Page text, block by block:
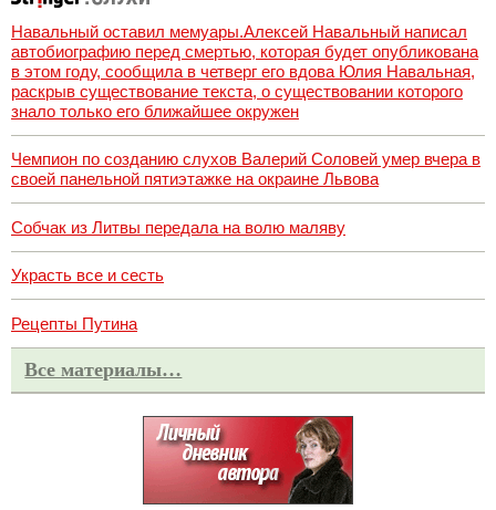
Навальный оставил мемуары.Алексей Навальный написал
автобиографию перед смертью, которая будет опубликована
в этом году, сообщила в четверг его вдова Юлия Навальная,
раскрыв существование текста, о существовании которого
знало только его ближайшее окружен
Чемпион по созданию слухов Валерий Соловей умер вчера в
своей панельной пятиэтажке на окраине Львова
Собчак из Литвы передала на волю маляву
Украсть все и сесть
Рецепты Путина
Все материалы…